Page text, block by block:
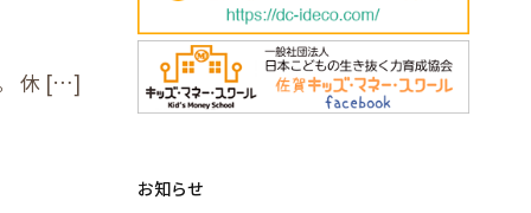
休 […]
お知らせ